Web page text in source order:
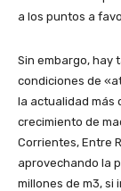
a los puntos a
Sin embargo, hay
condiciones de
la actualidad más
crecimiento de
Corrientes, Entre
aprovechando la
millones de m3, si